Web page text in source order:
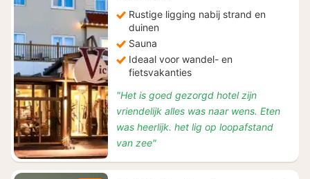
Rustige ligging nabij strand en
duinen
Sauna
Ideaal voor wandel- en
fietsvakanties
"Het is goed gezorgd hotel zijn
vriendelijk alles was naar wens. Eten
was heerlijk. het lig op loopafstand
van zee"